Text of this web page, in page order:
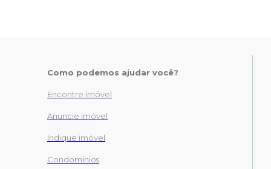
Como podemos ajudar você?
Encontre imóvel
Anuncie imóvel
Indique imóvel
Condomínios